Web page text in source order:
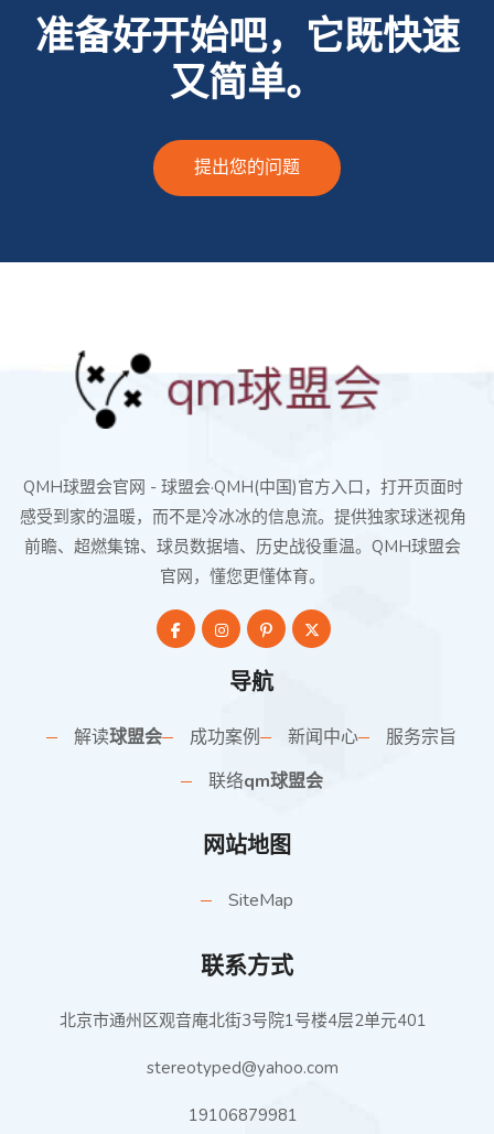
准备好开始吧，它既快速
又简单。
提出您的问题
QMH球盟会官网 - 球盟会·QMH(中国)官方入口，打开页面时
感受到家的温暖，而不是冷冰冰的信息流。提供独家球迷视角
前瞻、超燃集锦、球员数据墙、历史战役重温。QMH球盟会
官网，懂您更懂体育。
导航
解读球盟会 成功案例 新闻中心
服务宗旨
联络qm球盟会
网站地图
SiteMap
联系方式
北京市通州区观音庵北街3号院1号楼4层2单元401
stereotyped@yahoo.com
19106879981